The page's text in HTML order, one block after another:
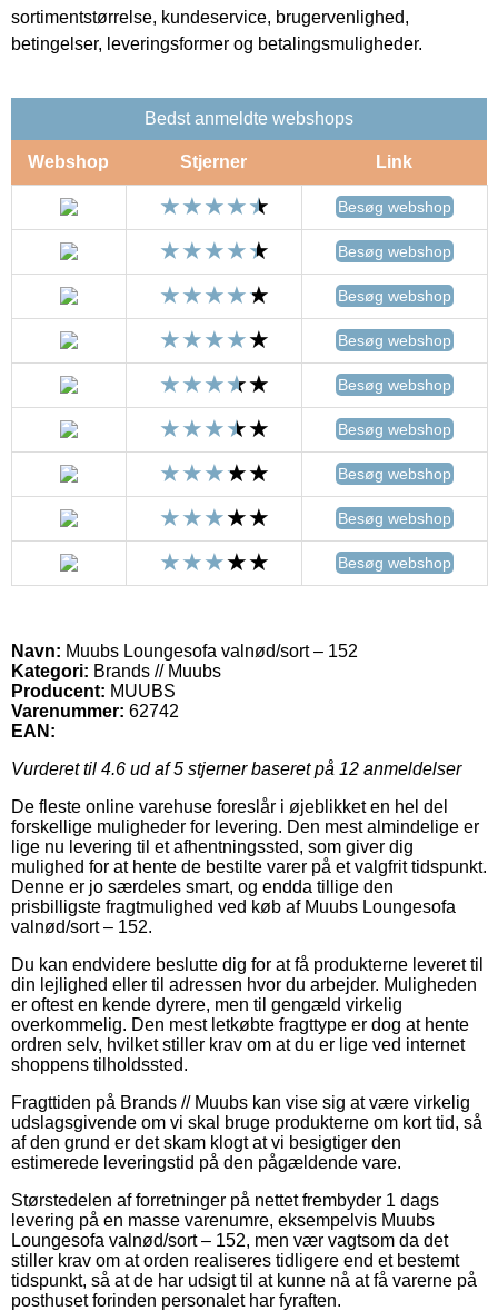
sortimentstørrelse, kundeservice, brugervenlighed,
betingelser, leveringsformer og betalingsmuligheder.
Bedst anmeldte webshops
Webshop Stjerner Link
Besøg webshop
Besøg webshop
Besøg webshop
Besøg webshop
Besøg webshop
Besøg webshop
Besøg webshop
Besøg webshop
Besøg webshop
Navn: Muubs Loungesofa valnød/sort – 152
Kategori: Brands // Muubs
Producent: MUUBS
Varenummer: 62742
EAN:
Vurderet til 4.6 ud af 5 stjerner baseret på 12 anmeldelser
De fleste online varehuse foreslår i øjeblikket en hel del
forskellige muligheder for levering. Den mest almindelige er
lige nu levering til et afhentningssted, som giver dig
mulighed for at hente de bestilte varer på et valgfrit tidspunkt.
Denne er jo særdeles smart, og endda tillige den
prisbilligste fragtmulighed ved køb af Muubs Loungesofa
valnød/sort – 152.
Du kan endvidere beslutte dig for at få produkterne leveret til
din lejlighed eller til adressen hvor du arbejder. Muligheden
er oftest en kende dyrere, men til gengæld virkelig
overkommelig. Den mest letkøbte fragttype er dog at hente
ordren selv, hvilket stiller krav om at du er lige ved internet
shoppens tilholdssted.
Fragttiden på Brands // Muubs kan vise sig at være virkelig
udslagsgivende om vi skal bruge produkterne om kort tid, så
af den grund er det skam klogt at vi besigtiger den
estimerede leveringstid på den pågældende vare.
Størstedelen af forretninger på nettet frembyder 1 dags
levering på en masse varenumre, eksempelvis Muubs
Loungesofa valnød/sort – 152, men vær vagtsom da det
stiller krav om at orden realiseres tidligere end et bestemt
tidspunkt, så at de har udsigt til at kunne nå at få varerne på
posthuset forinden personalet har fyraften.